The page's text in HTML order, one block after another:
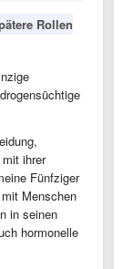
Rollen
ihrer
Fünfziger
Menschen
in seinen
hormonelle